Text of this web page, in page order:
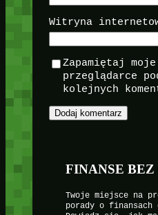
Witryna
Zapamiętaj
przeglądarce
kolejnych
FINANSE
Twoje miejsce na
porady o finansach